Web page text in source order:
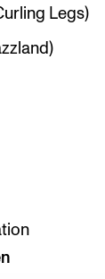
Legs)